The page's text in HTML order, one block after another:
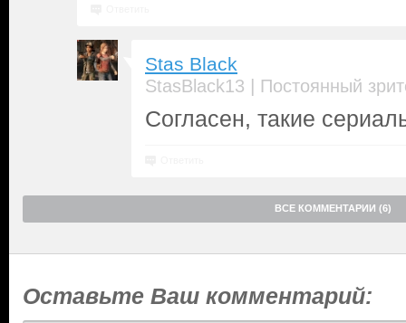
Stas Black
StasBlack13 | Постоянный
Согласен, такие
ВСЕ КОММЕНТАРИИ (6)
Оставьте Ваш комментарий: